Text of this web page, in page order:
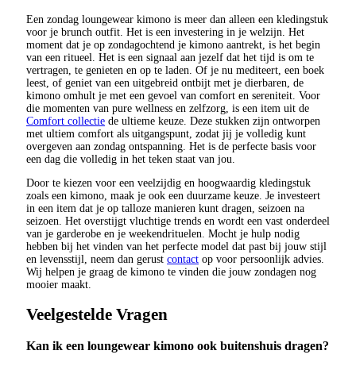
Een zondag loungewear kimono is meer dan alleen een kledingstuk
voor je brunch outfit. Het is een investering in je welzijn. Het
moment dat je op zondagochtend je kimono aantrekt, is het begin
van een ritueel. Het is een signaal aan jezelf dat het tijd is om te
vertragen, te genieten en op te laden. Of je nu mediteert, een boek
leest, of geniet van een uitgebreid ontbijt met je dierbaren, de
kimono omhult je met een gevoel van comfort en sereniteit. Voor
die momenten van pure wellness en zelfzorg, is een item uit de
Comfort collectie de ultieme keuze. Deze stukken zijn ontworpen
met ultiem comfort als uitgangspunt, zodat jij je volledig kunt
overgeven aan zondag ontspanning. Het is de perfecte basis voor
een dag die volledig in het teken staat van jou.
Door te kiezen voor een veelzijdig en hoogwaardig kledingstuk
zoals een kimono, maak je ook een duurzame keuze. Je investeert
in een item dat je op talloze manieren kunt dragen, seizoen na
seizoen. Het overstijgt vluchtige trends en wordt een vast onderdeel
van je garderobe en je weekendrituelen. Mocht je hulp nodig
hebben bij het vinden van het perfecte model dat past bij jouw stijl
en levensstijl, neem dan gerust contact op voor persoonlijk advies.
Wij helpen je graag de kimono te vinden die jouw zondagen nog
mooier maakt.
Veelgestelde Vragen
Kan ik een loungewear kimono ook buitenshuis dragen?